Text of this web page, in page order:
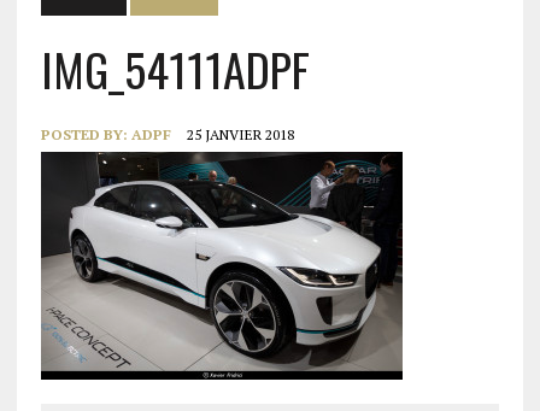
IMG_54111ADPF
POSTED BY: ADPF 25 JANVIER 2018